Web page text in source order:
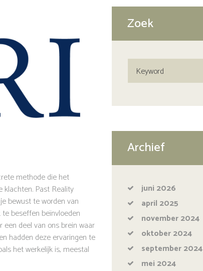
methode die het
Past Reality
bewust te worden van
beseffen beïnvloeden
deel van ons brein waar
hadden deze ervaringen te
het werkelijk is, meestal
Zoek
Archief
juni 2026
april 2025
november2024
oktober2024
september2024
mei 2024